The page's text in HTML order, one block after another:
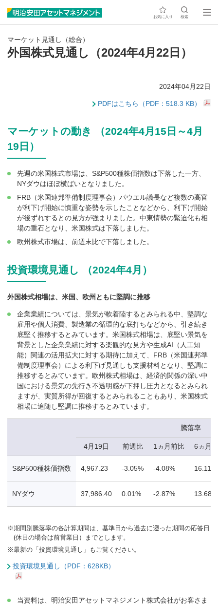
お気に入り 検索
マーケット見通し（総合）
外国株式見通し（2024年4月22日）
2024年04月22日
PDFはこちら（PDF：518.3 KB）
マーケットの動き （2024年4月15日～4月
19日）
先週の米国株式市場は、S&P500種株価指数は下落した一方、
NYダウはほぼ横ばいとなりました。
FRB（米国連邦準備制度理事会）パウエル議長など複数の高官
が利下げ開始に慎重な姿勢を示したことなどから、利下げ開始
が後ずれするとの見方が強まりました。中東情勢の緊迫化も相
場の重石となり、米国株式は下落しました。
欧州株式市場は、前週末比で下落しました。
投資環境見通し （2024年4月）
外国株式相場は、米国、欧州ともに堅調に推移
企業業績については、景気が軟着陸するとみられる中、堅調な
雇用や個人消費、製造業の循環的な底打ちなどから、引き続き
底堅く推移するとみています。米国株式相場は、底堅い景気を
背景とした企業業績に対する楽観的な見方や生成AI（人工知
能）関連の活用拡大に対する期待に加えて、FRB（米国連邦準
備制度理事会）による利下げ見通しも支援材料となり、堅調に
推移するとみています。欧州株式相場は、経済的関係の深い中
国における景気の先行き不透明感が下押し圧力となるとみられ
ますが、実質所得が回復するとみられることもあり、米国株式
相場に追随し堅調に推移するとみています。
騰落率
4月19日 前週比 1ヵ月前比 6ヵ月
S&P500種株価指数 4,967.23 -3.05% -4.08% 16.11%
NYダウ 37,986.40 0.01% -2.87% 13.68%
※期間別騰落率の各計算期間は、基準日から過去に遡った期間の応答日
(休日の場合は前営業日）までとします。
※最新の「投資環境見通し」もご覧ください。
投資環境見通し（PDF：628KB）
当資料は、明治安田アセットマネジメント株式会社がお客さま